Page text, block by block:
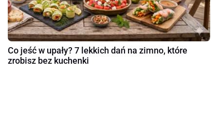
Co jeść w upały? 7 lekkich dań na zimno, które
zrobisz bez kuchenki